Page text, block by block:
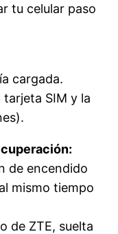
tu celular paso
cargada.
SIM y la
de encendido
mismo tiempo
de ZTE, suelta